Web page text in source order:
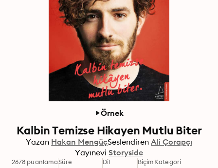
Örnek
Kalbin Temizse Hikayen Mutlu Biter
Yazan Hakan MengüçSeslendiren Ali Çorapçı
Yayınevi Storyside
2678 puanlamaSüre Dil BiçimKategori